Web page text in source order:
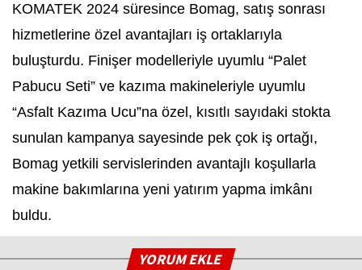
KOMATEK 2024 süresince Bomag, satış sonrası
hizmetlerine özel avantajları iş ortaklarıyla
buluşturdu. Finişer modelleriyle uyumlu “Palet
Pabucu Seti” ve kazıma makineleriyle uyumlu
“Asfalt Kazıma Ucu”na özel, kısıtlı sayıdaki stokta
sunulan kampanya sayesinde pek çok iş ortağı,
Bomag yetkili servislerinden avantajlı koşullarla
makine bakımlarına yeni yatırım yapma imkânı
buldu.
YORUM EKLE